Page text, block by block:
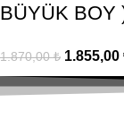
BÜYÜK BOY
1.870,00₺ 1.855,00